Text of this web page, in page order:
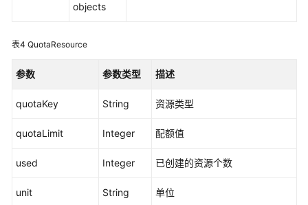
参
考
常
问
频
objects
表4 QuotaResource
参数 参数类型 描述
quotaKey String 资源类型
quotaLimit Integer 配额值
used Integer 已创建的资源个数
unit String 单位